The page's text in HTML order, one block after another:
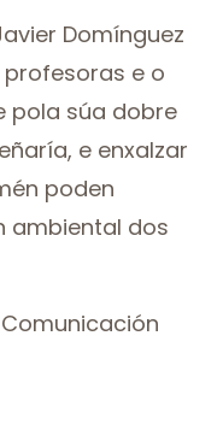
Domínguez
e o
pola súa dobre
e enxalzar
poden
ambiental dos